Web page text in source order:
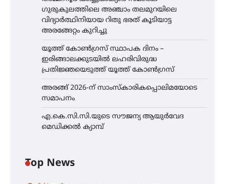
ഗുരുകുലത്തിലെ അഞ്ചാം തലമുറയിലെ
വിദ്യാർത്ഥിനിയായ റിതു ഭരത് കൂടിയാട്ട
അരങ്ങേറ്റം കുറിച്ചു
യൂത്ത് കോൺഗ്രസ്‌ സ്ഥാപക ദിനം –
ഇരിങ്ങാലക്കുടയിൽ ലഹരിവിരുദ്ധ
പ്രതിജ്ഞയെടുത്ത് യൂത്ത് കോൺഗ്രസ്
അരങ്ങ് 2026-ന് സാംസ്കാരികപ്പൊലിമയോടെ
സമാപനം
എ.കെ.സി.സി.യുടെ സൗജന്യ ആയുർവേദ
മെഡിക്കൽ ക്യാമ്പ്
Top News